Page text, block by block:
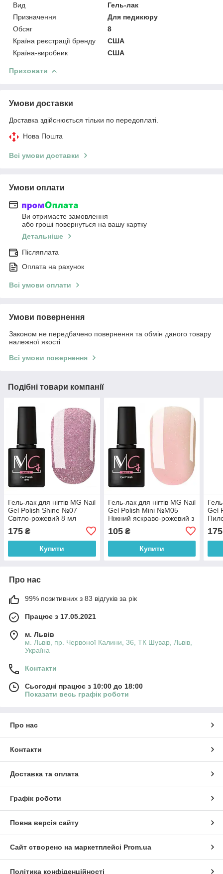
Вид
Гель-лак
Призначення
Для педикюру
Обсяг
8
Країна реєстрації бренду
США
Країна-виробник
США
Приховати
Умови доставки
Доставка здійснюється тільки по передоплаті.
Нова Пошта
Всі умови доставки
Умови оплати
Ви отримаєте замовлення
або гроші повернуться на вашу картку
Детальніше
Післяплата
Оплата на рахунок
Всі умови оплати
Умови повернення
Законом не передбачено повернення та обмін даного товару
належної якості
Всі умови повернення
Подібні товари компанії
Гель-лак для нігтів MG Nail
Gel Polish Shine №07
Світло-рожевий 8 мл
175 ₴
Купити
Гель-лак для нігтів MG Nail
Gel Polish Mini №М05
Ніжний яскраво-рожевий з
105₴
Купити
Gel
175
Про нас
99% позитивних з 83 відгуків за рік
Працює з 17.05.2021
м. Львів
м. Львів, пр. Червоної Калини, 36, ТК Шувар, Львів,
Україна
Контакти
Сьогодні працює з 10:00 до 18:00
Показати весь графік роботи
Про нас
Контакти
Доставка та оплата
Графік роботи
Повна версія сайту
Сайт створено на маркетплейсі Prom.ua
Політика конфіденційності